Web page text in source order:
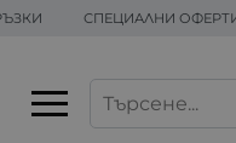
СПЕЦИАЛНИ